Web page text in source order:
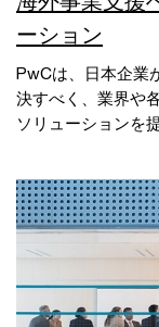
ーション
PwCは、日本企業
決すべく、業界や
ソリューションを